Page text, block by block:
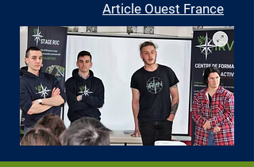
Article Ouest France